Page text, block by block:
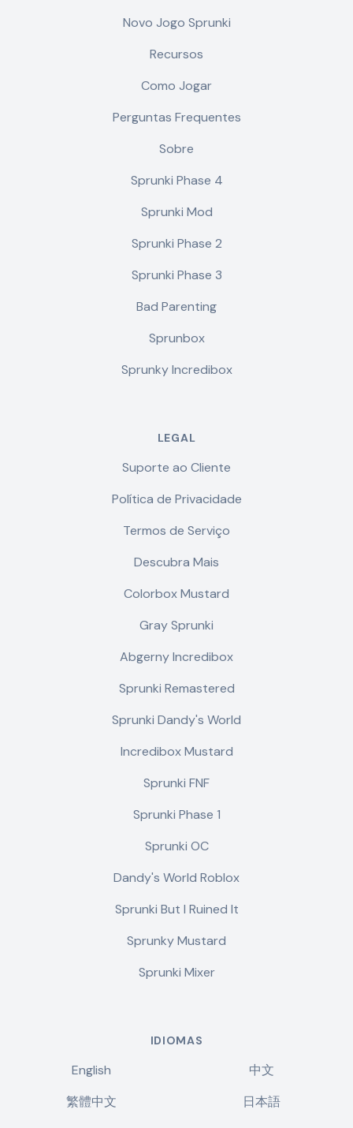
Novo Jogo Sprunki
Recursos
Como Jogar
Perguntas Frequentes
Sobre
Sprunki Phase 4
Sprunki Mod
Sprunki Phase 2
Sprunki Phase 3
Bad Parenting
Sprunbox
Sprunky Incredibox
LEGAL
Suporte ao Cliente
Política de Privacidade
Termos de Serviço
Descubra Mais
Colorbox Mustard
Gray Sprunki
Abgerny Incredibox
Sprunki Remastered
Sprunki Dandy's World
Incredibox Mustard
Sprunki FNF
Sprunki Phase 1
Sprunki OC
Dandy's World Roblox
Sprunki But I Ruined It
Sprunky Mustard
Sprunki Mixer
IDIOMAS
English
中文
繁體中文
日本語